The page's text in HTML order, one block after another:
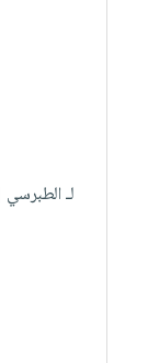
لـ الطبرسي